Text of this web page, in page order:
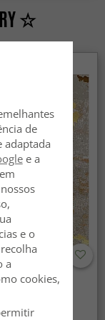
☆
- Elena
de
adaptada
e a
e o
a
cookies,